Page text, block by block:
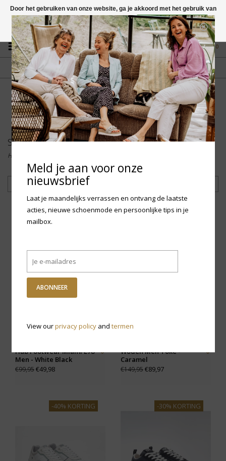
Vragen? App naar +31 58 250 1503
0
GRATIS VERZENDING NL
Vanaf € 75,-
FYSIEKE WINKEL
in Mantgum (frl)
fdad
Sneakers
Home
Filteren
-50% KORTING
Hub Footwear Miami L78
Men - White Black
€99,95€49,98
Woden Men Toke -
Caramel
€149,95€89,97
-40% KORTING -30% KORTING
Door het gebruiken van onze website, ga je akkoord met het gebruik van
cookies om onze website te verbeteren.
Dit bericht verbergen
Meer over cookies »
Meld je aan voor onze
nieuwsbrief
Laat je maandelijks verrassen en ontvang de laatste
acties, nieuwe schoenmode en persoonlijke tips in je
mailbox.
ABONNEER
View ourprivacy policyand termen